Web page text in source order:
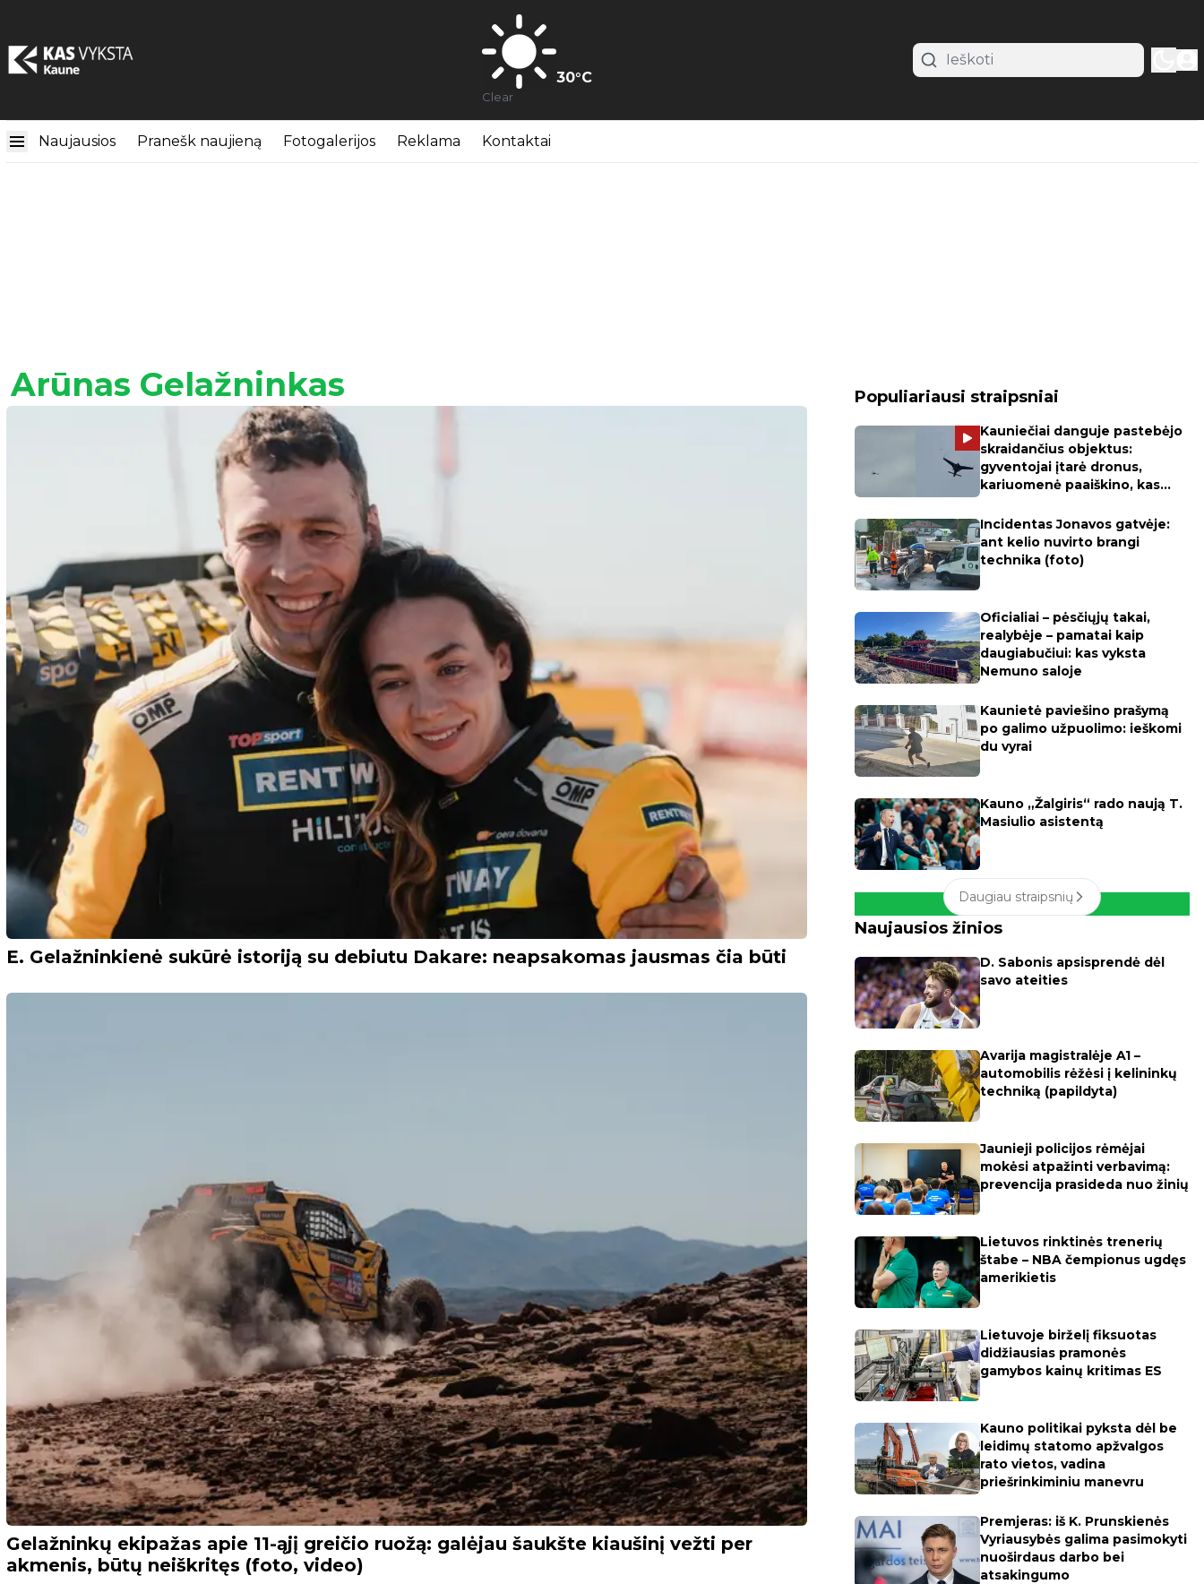
30°C
Clear
Naujausios Pranešk naujieną Fotogalerijos Reklama Kontaktai
Arūnas Gelažninkas
E. Gelažninkienė sukūrė istoriją su debiutu Dakare: neapsakomas jausmas čia būti
Gelažninkų ekipažas apie 11-ąjį greičio ruožą: galėjau šaukšte kiaušinį vežti per
akmenis, būtų neiškritęs (foto, video)
Populiariausi straipsniai
Kauniečiai danguje pastebėjo
skraidančius objektus:
gyventojai įtarė dronus,
kariuomenė paaiškino, kas
Incidentas Jonavos gatvėje:
ant kelio nuvirto brangi
technika (foto)
Oficialiai – pėsčiųjų takai,
realybėje – pamatai kaip
daugiabučiui: kas vyksta
Nemuno saloje
Kaunietė paviešino prašymą
po galimo užpuolimo: ieškomi
du vyrai
Kauno „Žalgiris“ rado naują T.
Masiulio asistentą
Daugiau straipsnių
Naujausios žinios
D. Sabonis apsisprendė dėl
savo ateities
Avarija magistralėje A1 –
automobilis rėžėsi į kelininkų
techniką (papildyta)
Jaunieji policijos rėmėjai
mokėsi atpažinti verbavimą:
prevencija prasideda nuo žinių
Lietuvos rinktinės trenerių
štabe – NBA čempionus ugdęs
amerikietis
Lietuvoje birželį fiksuotas
didžiausias pramonės
gamybos kainų kritimas ES
Kauno politikai pyksta dėl be
leidimų statomo apžvalgos
rato vietos, vadina
priešrinkiminiu manevru
Premjeras: iš K. Prunskienės
Vyriausybės galima pasimokyti
nuoširdaus darbo bei
atsakingumo